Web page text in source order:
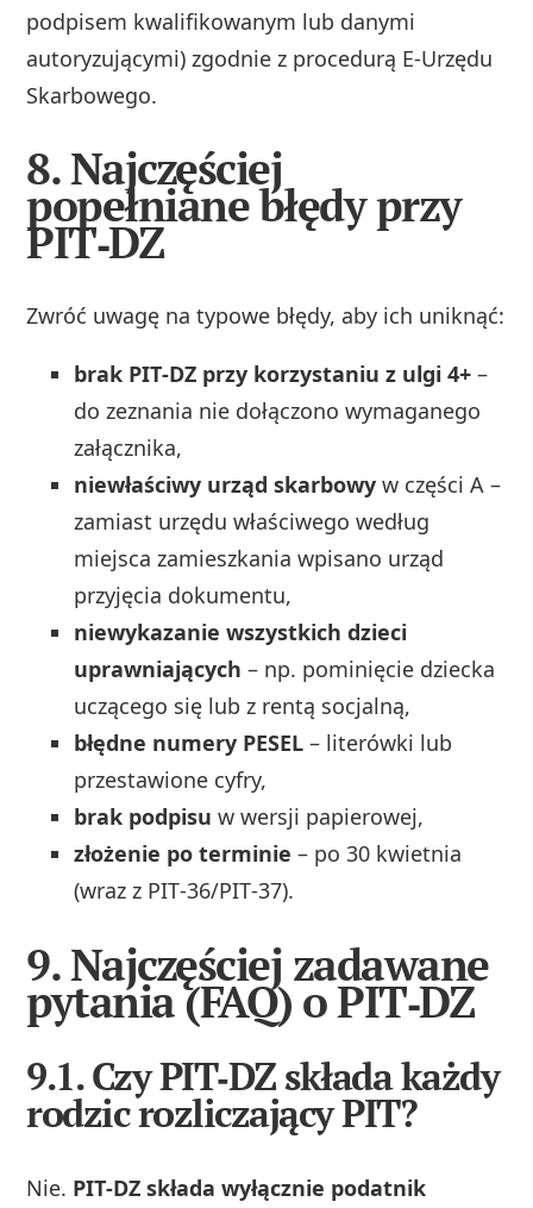
podpisem kwalifikowanym lub danymi
autoryzującymi) zgodnie z procedurą E‑Urzędu
Skarbowego.
8. Najczęściej
popełniane błędy przy
PIT‑DZ
Zwróć uwagę na typowe błędy, aby ich uniknąć:
brak PIT‑DZ przy korzystaniu z ulgi 4+ –
do zeznania nie dołączono wymaganego
załącznika,
niewłaściwy urząd skarbowy w części A –
zamiast urzędu właściwego według
miejsca zamieszkania wpisano urząd
przyjęcia dokumentu,
niewykazanie wszystkich dzieci
uprawniających – np. pominięcie dziecka
uczącego się lub z rentą socjalną,
błędne numery PESEL – literówki lub
przestawione cyfry,
brak podpisu w wersji papierowej,
złożenie po terminie – po 30 kwietnia
(wraz z PIT‑36/PIT‑37).
9. Najczęściej zadawane
pytania (FAQ) o PIT‑DZ
9.1. Czy PIT‑DZ składa każdy
rodzic rozliczający PIT?
Nie. PIT‑DZ składa wyłącznie podatnik